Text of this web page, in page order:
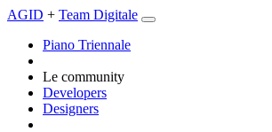
AGID + Team Digitale
Piano Triennale
Le community
Developers
Designers